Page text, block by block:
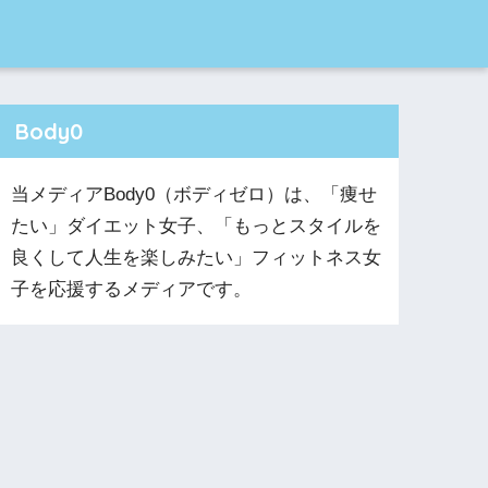
Body0
当メディアBody0（ボディゼロ）は、「痩せ
たい」ダイエット女子、「もっとスタイルを
良くして人生を楽しみたい」フィットネス女
子を応援するメディアです。